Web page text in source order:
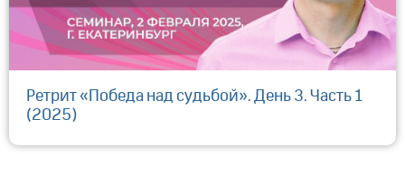
Ретрит «Победа над судьбой». День 3. Часть 1
(2025)